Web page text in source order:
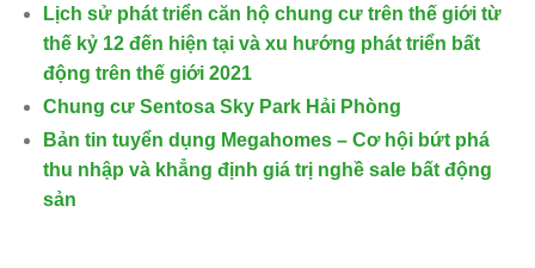
Lịch sử phát triển căn hộ chung cư trên thế giới từ
thế kỷ 12 đến hiện tại và xu hướng phát triển bất
động trên thế giới 2021
Chung cư Sentosa Sky Park Hải Phòng
Bản tin tuyển dụng Megahomes – Cơ hội bứt phá
thu nhập và khẳng định giá trị nghề sale bất động
sản